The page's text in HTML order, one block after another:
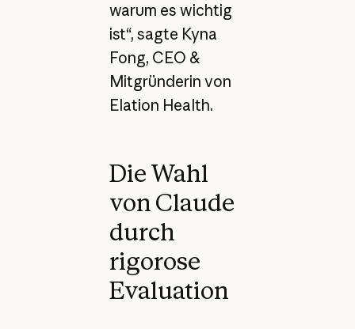
warum es wichtig
ist“, sagte Kyna
Fong, CEO &
Mitgründerin von
Elation Health.
Die Wahl
von Claude
durch
rigorose
Evaluation